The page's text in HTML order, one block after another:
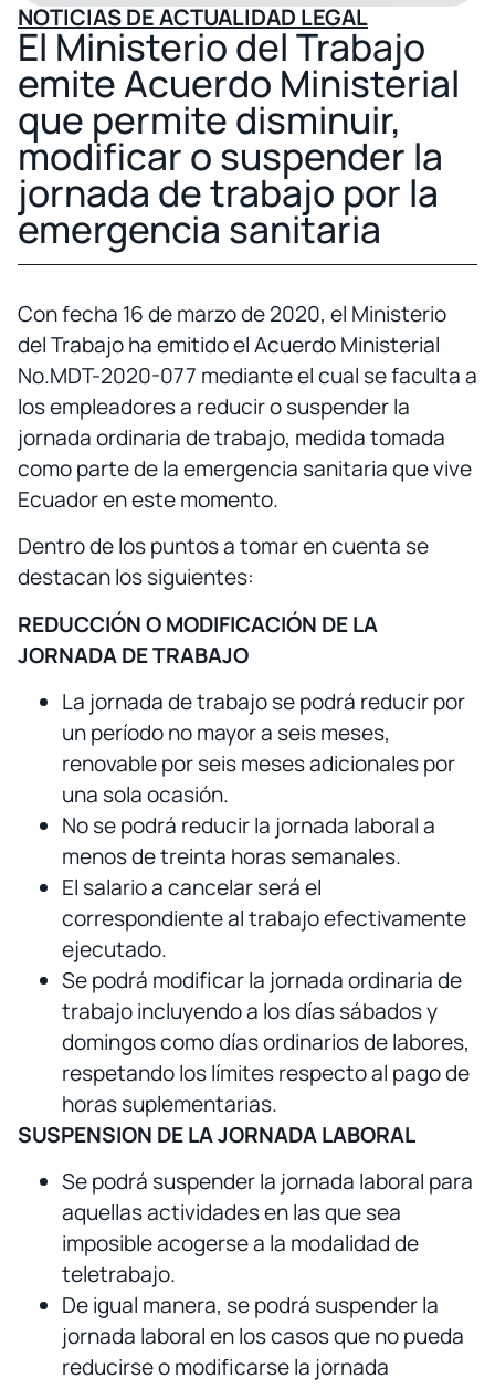
NOTICIAS DE ACTUALIDAD LEGAL
El Ministerio del Trabajo
emite Acuerdo Ministerial
que permite disminuir,
modificar o suspender la
jornada de trabajo por la
emergencia sanitaria
Con fecha 16 de marzo de 2020, el Ministerio
del Trabajo ha emitido el Acuerdo Ministerial
No.MDT-2020-077 mediante el cual se faculta a
los empleadores a reducir o suspender la
jornada ordinaria de trabajo, medida tomada
como parte de la emergencia sanitaria que vive
Ecuador en este momento.
Dentro de los puntos a tomar en cuenta se
destacan los siguientes:
REDUCCIÓN O MODIFICACIÓN DE LA
JORNADA DE TRABAJO
La jornada de trabajo se podrá reducir por
un período no mayor a seis meses,
renovable por seis meses adicionales por
una sola ocasión.
No se podrá reducir la jornada laboral a
menos de treinta horas semanales.
El salario a cancelar será el
correspondiente al trabajo efectivamente
ejecutado.
Se podrá modificar la jornada ordinaria de
trabajo incluyendo a los días sábados y
domingos como días ordinarios de labores,
respetando los límites respecto al pago de
horas suplementarias.
SUSPENSION DE LA JORNADA LABORAL
Se podrá suspender la jornada laboral para
aquellas actividades en las que sea
imposible acogerse a la modalidad de
teletrabajo.
De igual manera, se podrá suspender la
jornada laboral en los casos que no pueda
reducirse o modificarse la jornada